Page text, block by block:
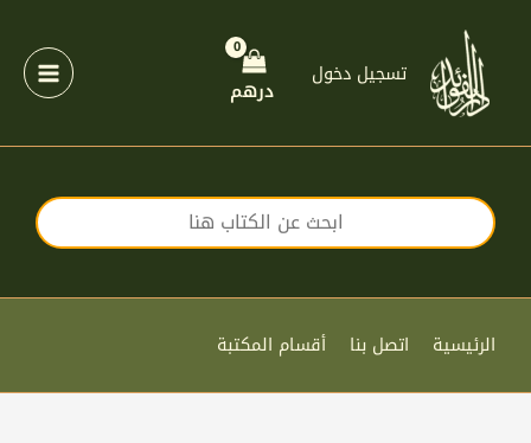
المحتوى
تسجيل دخول
درهم
الرئيسية اتصل بنا أقسام المكتبة